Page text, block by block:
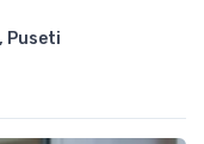
Puseti